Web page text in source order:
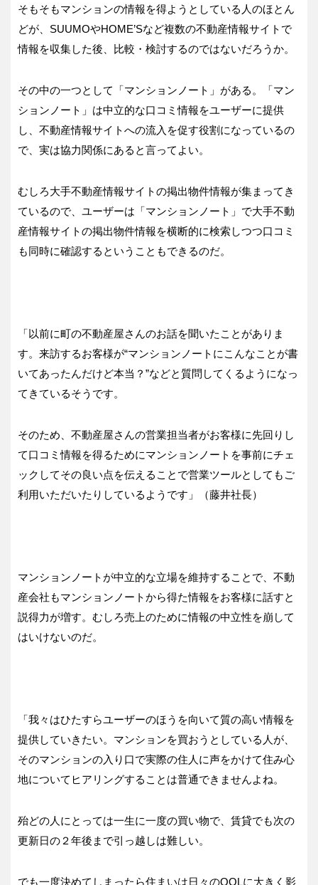
そもそもマンションの情報を得ようとしている人のほとん
どが、SUUMOやHOME’Sなど複数の不動産情報サイトで
情報を収集した後、比較・検討するのではないだろうか。
その中の一つとして「マンションノート」がある。「マン
ションノート」は中立的な口コミ情報をユーザーに提供
し、不動産情報サイトへの流入を促す役割になっているの
で、実は協力関係にあると言ってよい。
むしろ大手不動産情報サイトの掲出物件情報が集まってき
ているので、ユーザーは「マンションノート」で大手不動
産情報サイトの掲出物件情報を横断的に検索しつつ口コミ
も同時に確認するということもできるのだ。
「以前に町の不動産屋さんのお話を聞いたことがありま
す。来訪するお客様が“マンションノートにこんなことが書
いてあったんだけど本当？”などと質問してくるようになっ
てきているそうです。
そのため、不動産屋さんの営業担当者がお客様に先回りし
て口コミ情報を得るためにマンションノートを事前にチェ
ックしてその良い点を伝えることで営業ツールとしてもご
利用いただいたりしているようです」（藤井社長）
マンションノートが中立的な立場を維持することで、不動
産会社もマンションノートから得た情報をお客様に話すと
説得力が増す。むしろ売上のために情報の中立性を崩して
はいけないのだ。
「我々はひたすらユーザーのほうを向いて質の高い情報を
提供していきたい。マンションを買おうとしている人が、
そのマンションの入り口で実際の住人に声をかけて住み心
地についてヒアリングすることは普通できませんよね。
殆どの人にとっては一生に一度の買い物で、賃貸でも次の
更新日の２年後まで引っ越しは難しい。
でも一度決めてしまったら住まいは日々のQOLに大きく影